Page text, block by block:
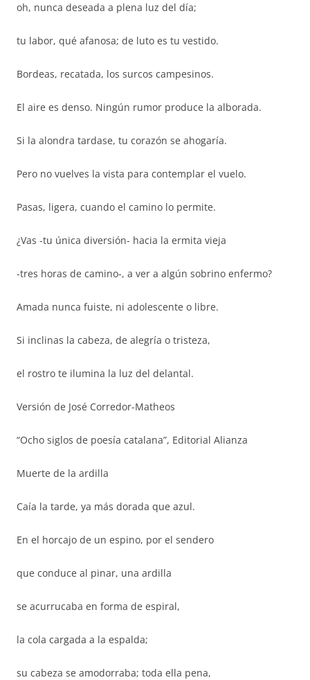
oh, nunca deseada a plena luz del día;
tu labor, qué afanosa; de luto es tu vestido.
Bordeas, recatada, los surcos campesinos.
El aire es denso. Ningún rumor produce la alborada.
Si la alondra tardase, tu corazón se ahogaría.
Pero no vuelves la vista para contemplar el vuelo.
Pasas, ligera, cuando el camino lo permite.
¿Vas -tu única diversión- hacia la ermita vieja
-tres horas de camino-, a ver a algún sobrino enfermo?
Amada nunca fuiste, ni adolescente o libre.
Si inclinas la cabeza, de alegría o tristeza,
el rostro te ilumina la luz del delantal.
Versión de José Corredor-Matheos
“Ocho siglos de poesía catalana”, Editorial Alianza
Muerte de la ardilla
Caía la tarde, ya más dorada que azul.
En el horcajo de un espino, por el sendero
que conduce al pinar, una ardilla
se acurrucaba en forma de espiral,
la cola cargada a la espalda;
su cabeza se amodorraba; toda ella pena,